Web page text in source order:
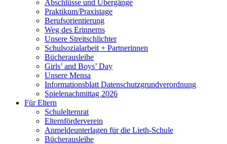
Abschlüsse und Übergänge
Praktikum/Praxistage
Berufsorientierung
Weg des Erinnerns
Unsere Streitschlichter
Schulsozialarbeit + Partnerinnen
Bücherausleihe
Girls’ and Boys’ Day
Unsere Mensa
Informationsblatt Datenschutzgrundverordnung
Spielenachmittag 2026
Für Eltern
Schulelternrat
Elternförderverein
Anmeldeunterlagen für die Lieth-Schule
Bücherausleihe